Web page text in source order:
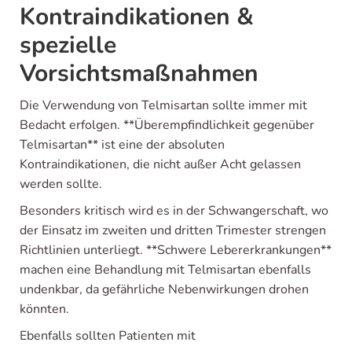
Kontraindikationen &
spezielle
Vorsichtsmaßnahmen
Die Verwendung von Telmisartan sollte immer mit
Bedacht erfolgen. **Überempfindlichkeit gegenüber
Telmisartan** ist eine der absoluten
Kontraindikationen, die nicht außer Acht gelassen
werden sollte.
Besonders kritisch wird es in der Schwangerschaft, wo
der Einsatz im zweiten und dritten Trimester strengen
Richtlinien unterliegt. **Schwere Lebererkrankungen**
machen eine Behandlung mit Telmisartan ebenfalls
undenkbar, da gefährliche Nebenwirkungen drohen
könnten.
Ebenfalls sollten Patienten mit